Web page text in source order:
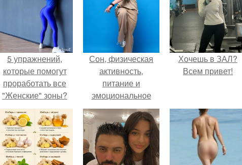
5 упражнений,
которые помогут
проработать все
"Женские" зоны?
Сон, физическая
активность,
питание и
эмоциональное
состояние!
Хочешь в ЗАЛ?
Всем привет!